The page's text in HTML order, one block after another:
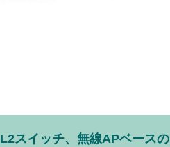
L2スイッチ、無線APベースの